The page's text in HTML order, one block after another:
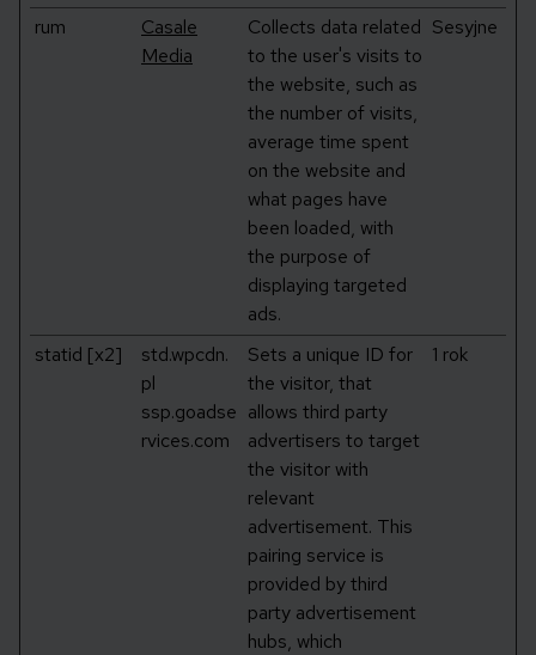
rum
Casale
Media
Collects data related
to the user's visits to
the website, such as
the number of visits,
average time spent
on the website and
what pages have
been loaded, with
the purpose of
displaying targeted
ads.
Sesyjne
statid [x2]
std.wpcdn.
pl
ssp.goadse
rvices.com
Sets a unique ID for
the visitor, that
allows third party
advertisers to target
the visitor with
relevant
advertisement. This
pairing service is
provided by third
party advertisement
hubs, which
1 rok